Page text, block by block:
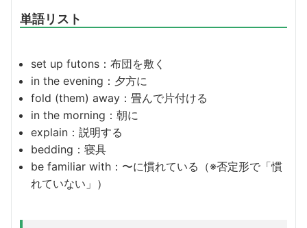
単語リスト
set up futons：布団を敷く
in the evening：夕方に
fold (them) away：畳んで片付ける
in the morning：朝に
explain：説明する
bedding：寝具
be familiar with：〜に慣れている（※否定形で「慣
れていない」）